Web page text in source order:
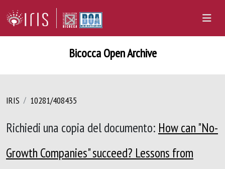
Bicocca Open Archive
IRIS 10281/408435
Richiedi una copia del documento: How can "No-
Growth Companies" succeed? Lessons from